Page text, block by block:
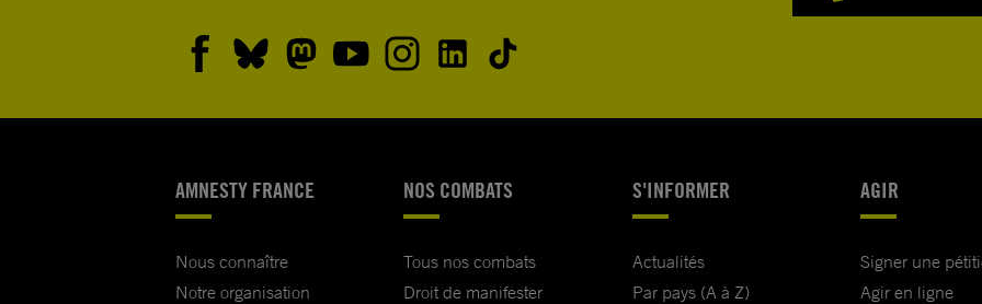
AMNESTY FRANCE
Nous connaître
Notre organisation
NOS COMBATS
Tous nos combats
Droit de manifester
S'INFORMER
Actualités
Par pays (A à Z)
AGIR
Signer une
Agir en ligne